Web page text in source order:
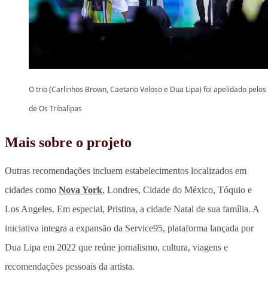
O trio (Carlinhos Brown, Caetano Veloso e Dua Lipa) foi apelidado pelos
de Os Tribalipas
Mais sobre o projeto
Outras recomendações incluem estabelecimentos localizados em
cidades como Nova York, Londres, Cidade do México, Tóquio e
Los Angeles. Em especial, Pristina, a cidade Natal de sua família. A
iniciativa integra a expansão da Service95, plataforma lançada por
Dua Lipa em 2022 que reúne jornalismo, cultura, viagens e
recomendações pessoais da artista.